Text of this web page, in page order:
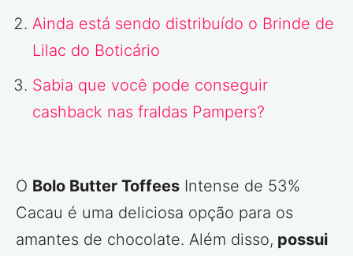
Ainda está sendo distribuído o Brinde de
Lilac do Boticário
Sabia que você pode conseguir
cashback nas fraldas Pampers?
O Bolo Butter Toffees Intense de 53%
Cacau é uma deliciosa opção para os
amantes de chocolate. Além disso, possui